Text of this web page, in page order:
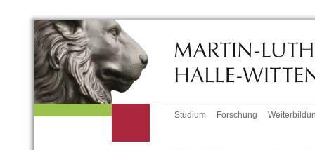
Studium Forschung